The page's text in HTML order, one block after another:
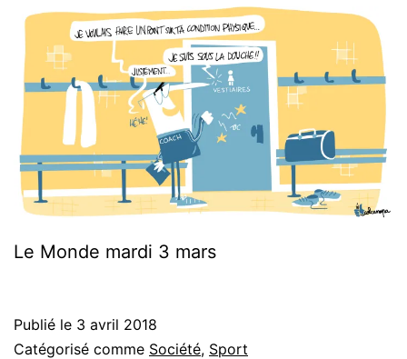
Le Monde mardi 3 mars
Publié le 3 avril 2018
Catégorisé comme Société, Sport